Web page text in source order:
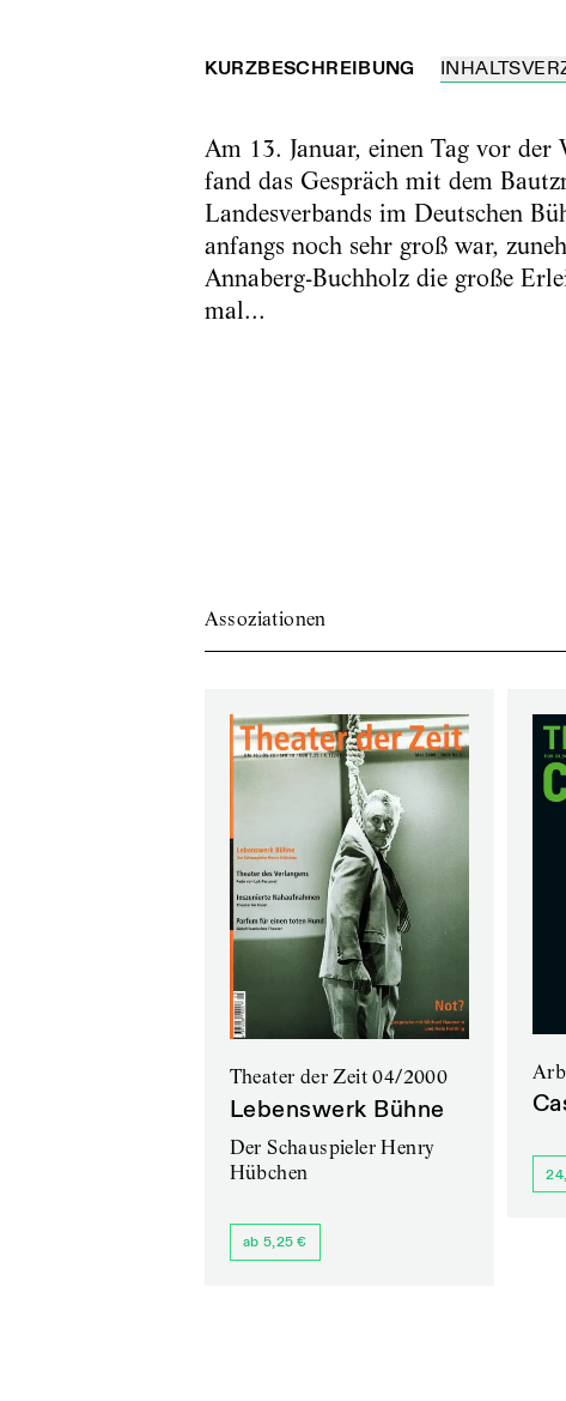
KURZBESCHREIBUNG
Am 13. Januar, einen Tag vor
fand das Gespräch mit dem
Landesverbands im Deutschen
anfangs noch sehr groß war,
Annaberg-Buchholz die große
mal...
Assoziationen
Theater der Zeit 04/2000
Lebenswerk Bühne
Der Schauspieler Henry
Hübchen
ab 5,25 €